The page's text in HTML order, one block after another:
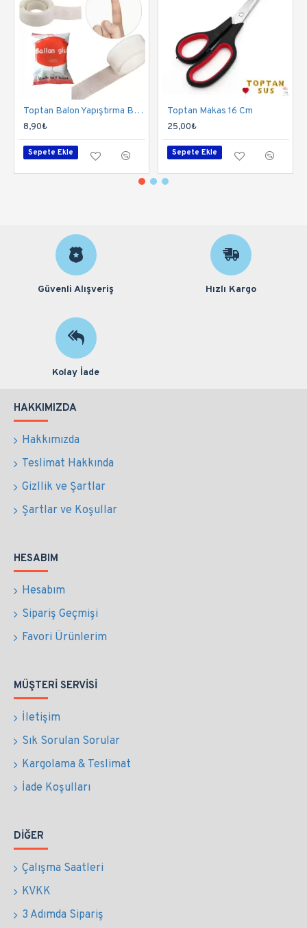
sipariş verin ve partilerinizi unutulmaz kılın!
Toptan Balon Yapıştırma Bandı
8,90₺
Sepete Ekle
Toptan Makas 16 Cm
25,00₺
Sepete Ekle
Güvenli Alışveriş Hızlı Kargo
Kolay İade
HAKKIMIZDA
Hakkımızda
Teslimat Hakkında
Gizllik ve Şartlar
Şartlar ve Koşullar
HESABIM
Hesabım
Sipariş Geçmişi
Favori Ürünlerim
MÜŞTERI SERVISI
İletişim
Sık Sorulan Sorular
Kargolama & Teslimat
İade Koşulları
DIĞER
Çalışma Saatleri
KVKK
3 Adımda Sipariş